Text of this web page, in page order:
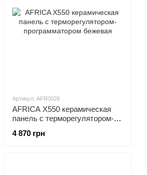
Артикул: AFR0026
AFRICA X550 керамическая
панель с терморегулятором-
4 870 грн